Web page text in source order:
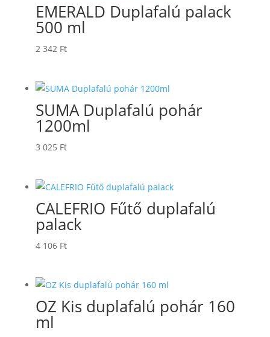
EMERALD Duplafalú palack
500 ml
2 342 Ft
SUMA Duplafalú pohár
1200ml
3 025 Ft
CALEFRIO Fűtő duplafalú
palack
4 106 Ft
OZ Kis duplafalú pohár 160
ml